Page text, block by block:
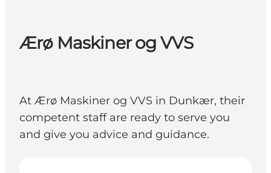
Ærø Maskiner og VVS
At Ærø Maskiner og VVS in Dunkær, their
competent staff are ready to serve you
and give you advice and guidance.